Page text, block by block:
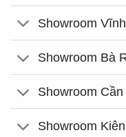
Showroom
Showroom Bà
Showroom
Showroom